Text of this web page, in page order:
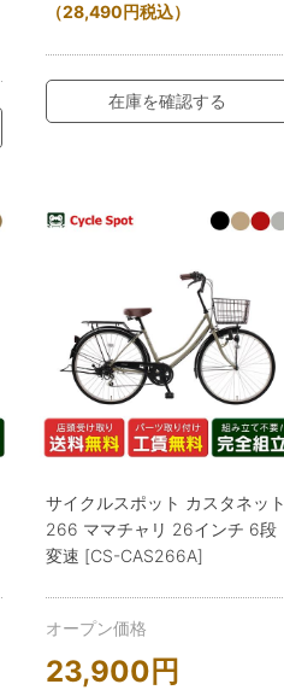
（28,490円税込）
在庫を確認する
サイクルスポット カスタネット
266 ママチャリ 26インチ 6段
変速 [CS-CAS266A]
オープン価格
23,900 円